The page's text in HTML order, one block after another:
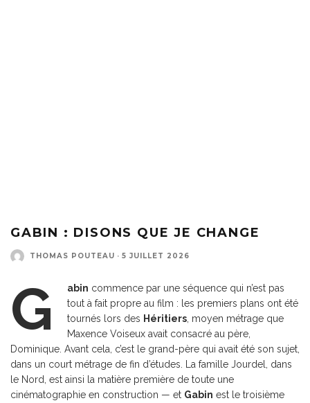
GABIN : DISONS QUE JE CHANGE
THOMAS POUTEAU · 5 JUILLET 2026
G abin commence par une séquence qui n’est pas
tout à fait propre au film : les premiers plans ont été
tournés lors des Héritiers , moyen métrage que
Maxence Voiseux avait consacré au père,
Dominique. Avant cela, c’est le grand-père qui avait été son sujet,
dans un court métrage de fin d’études. La famille Jourdel, dans
le Nord, est ainsi la matière première de toute une
cinématographie en construction — et Gabin est le troisième